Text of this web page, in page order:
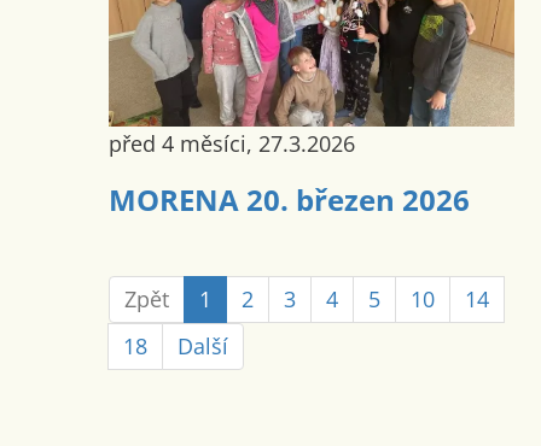
před 4 měsíci, 27.3.2026
MORENA 20. březen 2026
Zpět 1 2 3 4 5 10
14
18
Další